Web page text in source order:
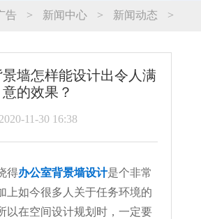
告 > 新闻中心 > 新闻动态 >
墙怎样能设计出令人满
意的效果？
2020-11-30 16:38
得办公室背景墙设计是个非常
上如今很多人关于任务环境的
以在空间设计规划时，一定要